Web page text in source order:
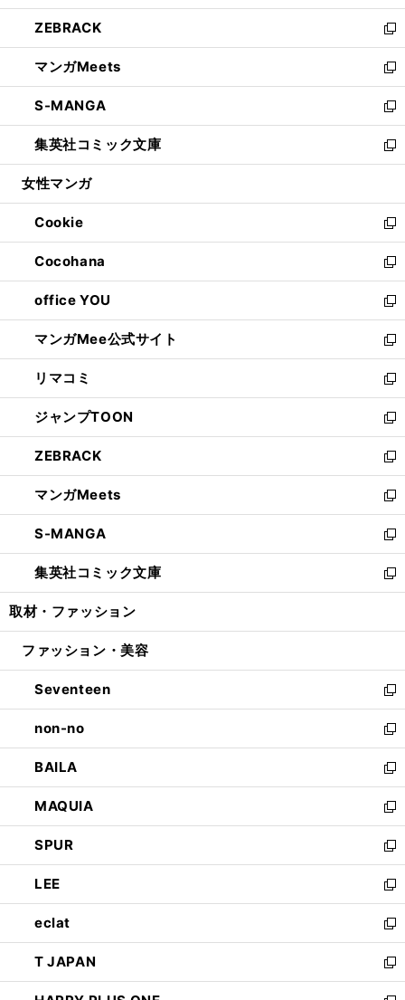
開
く
ウ
で
開
く
ン
ド
ウ
で
開
く
ウ
ィ
ン
ド
ウ
で
開
く
し
い
ウ
ィ
ン
ド
ウ
で
開
ZEBRACK
新
し
い
ウ
ィ
ン
ド
ウ
開
く
マンガMeets
新
し
い
ウ
ィ
ン
ウ
で
開
く
S-MANGA
新
し
い
ウ
ン
ド
ウ
で
開
く
集英社コミック文庫
新
し
ウ
ィ
ン
ド
ウ
で
開
く
女性マンガ
Cookie
新
し
い
ウ
ィ
ン
ド
ウ
で
開
く
Cocohana
新
し
い
ウ
ィ
ン
ド
ウ
で
開
く
office YOU
新
し
い
ウ
ィ
ン
ド
ウ
で
開
く
マンガMee公式サイト
新
し
い
ウ
ィ
ン
ド
ウ
で
開
く
リマコミ
新
し
い
ウ
ィ
ン
ド
ウ
で
開
く
ジャンプTOON
新
し
い
ウ
ィ
ン
ド
ウ
で
開
ZEBRACK
新
し
い
ウ
ィ
ン
ド
ウ
開
マンガMeets
新
し
い
ウ
ィ
ン
ウ
開
く
S-MANGA
新
し
い
ウ
ン
ウ
で
開
く
集英社コミック文庫
新
し
ウ
ン
ド
ウ
で
開
く
取材・ファッション
ファッション・美容
Seventeen
新
し
い
ウ
ィ
ン
ド
ウ
で
開
く
non-no
新
し
い
ウ
ィ
ン
ド
ウ
で
開
く
BAILA
新
し
い
ウ
ィ
ン
ド
ウ
で
開
く
MAQUIA
新
し
い
ウ
ィ
ン
ド
ウ
で
開
SPUR
新
し
い
ウ
ィ
ン
ド
ウ
LEE
新
し
い
ウ
ィ
ン
eclat
新
し
い
ウ
T JAPAN
新
し